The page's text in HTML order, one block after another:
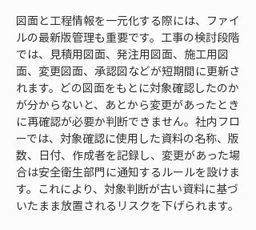
図面と工程情報を一元化する際には、ファイ
ルの最新版管理も重要です。工事の検討段階
では、見積用図面、発注用図面、施工用図
面、変更図面、承認図などが短期間に更新さ
れます。どの図面をもとに対象確認したのか
が分からないと、あとから変更があったとき
に再確認が必要か判断できません。社内フロ
ーでは、対象確認に使用した資料の名称、版
数、日付、作成者を記録し、変更があった場
合は安全衛生部門に通知するルールを設けま
す。これにより、対象判断が古い資料に基づ
いたまま放置されるリスクを下げられます。